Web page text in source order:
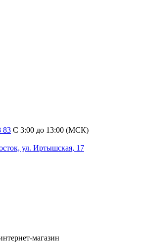
83 С 3:00 до 13:00 (МСК)
ул. Иртышская, 17
магазин